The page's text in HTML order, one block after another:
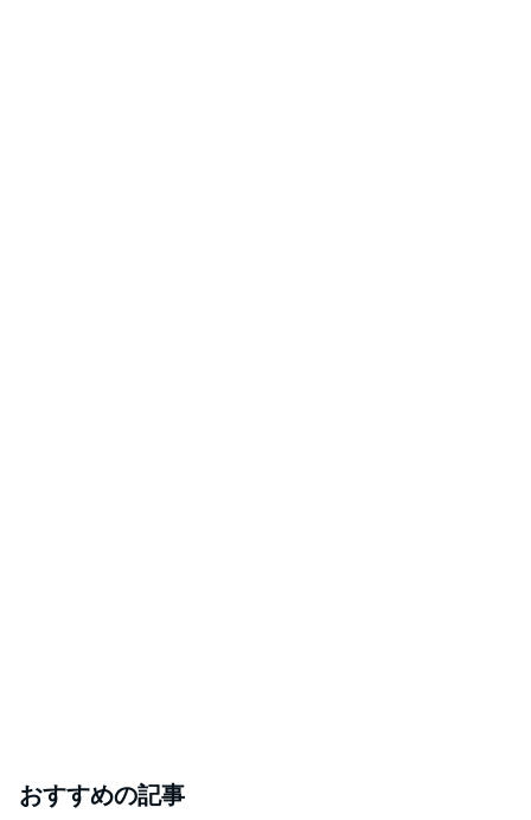
おすすめの記事